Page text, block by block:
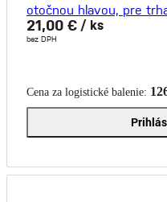
otočnou hlavou, pre
21,00 € / ks
bez DPH
Cena za logistické balenie: